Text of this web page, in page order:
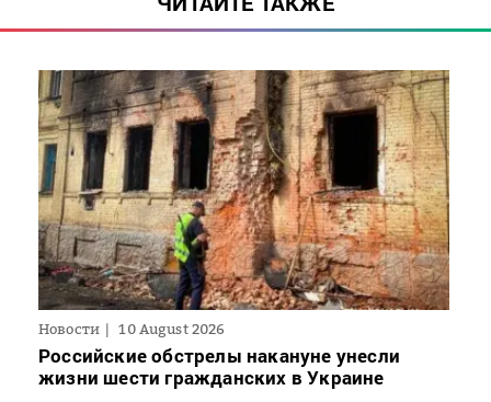
Новости 10 August 2026
Российские обстрелы накануне унесли
жизни шести гражданских в Украине